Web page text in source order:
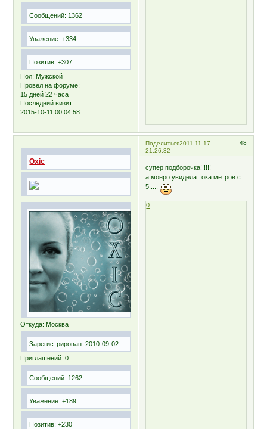
Сообщений: 1362
Уважение: +334
Позитив: +307
Пол: Мужской
Провел на форуме:
15 дней 22 часа
Последний визит:
2015-10-11 00:04:58
Поделиться 48
2011-11-17
21:26:32
Oxic
Откуда: Москва
Зарегистрирован: 2010-09-02
Приглашений: 0
Сообщений: 1262
Уважение: +189
Позитив: +230
супер подборочка!!!!!!
а монро увидела тока метров с
5.....
0